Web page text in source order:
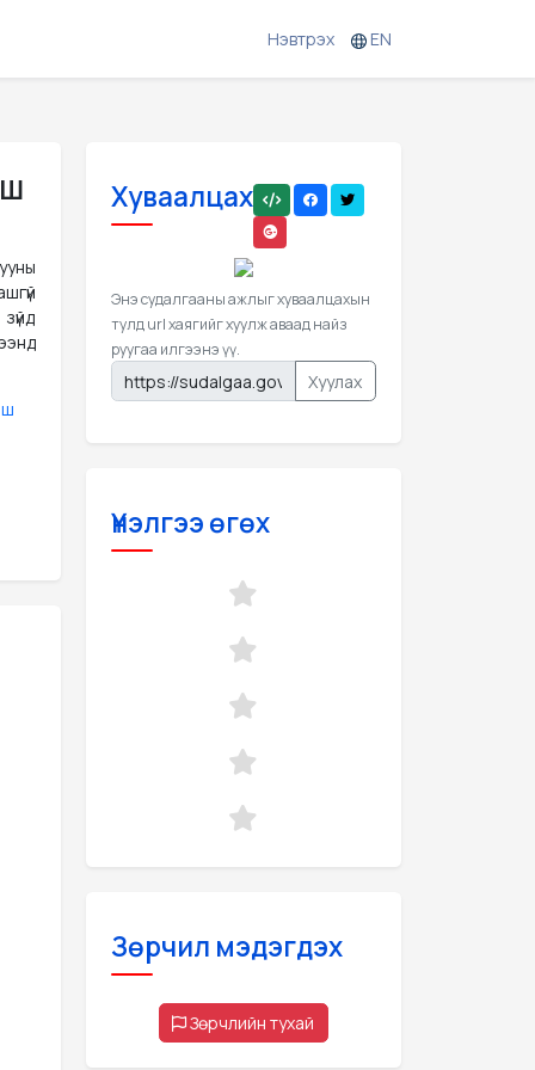
Нэвтрэх EN
Хуваалцах
Энэ судалгааны ажлыг хуваалцахын
тулд url хаягийг хуулж аваад найз
руугаа илгээнэ үү.
Хуулах
Үнэлгээ өгөх
Зөрчил мэдэгдэх
Зөрчлийн тухай